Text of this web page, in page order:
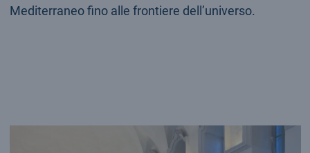
Mediterraneo fino alle frontiere dell’universo.